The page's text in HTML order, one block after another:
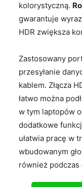
kolorystyczną.
gwarantuje
HDR zwiększa
Zastosowany
przesyłanie
kablem. Złącza
łatwo można
w tym laptopów
dodatkowe
ułatwia pracę w
wbudowanym
również